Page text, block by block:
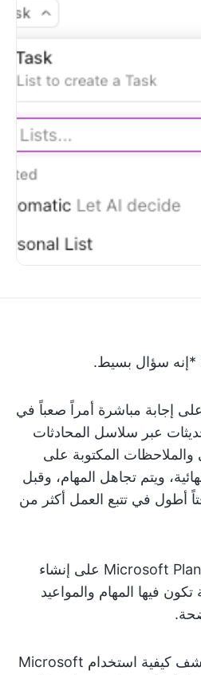
*إنه سؤال بسيط.
إجابة مباشرة أمراً صعباً في
عبر سلاسل المحادثات
والملاحظات المكتوبة على
ويتم تجاهل المهام، وقبل
أطول في تتبع العمل أكثر من
يساعدك Microsoft Planner in Teams على إنشاء
فيها المهام والمواعيد
في هذه المقالة، سنستكشف كيفية استخدام Microsoft